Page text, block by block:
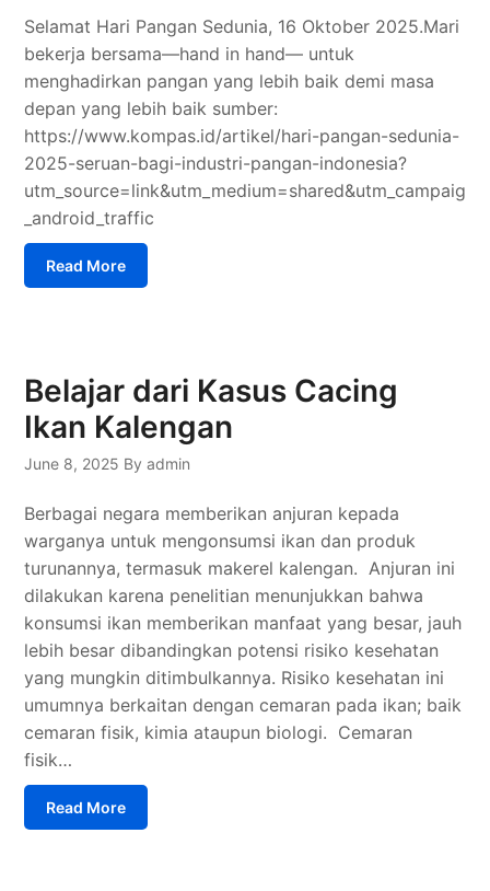
Selamat Hari Pangan Sedunia, 16 Oktober 2025.Mari
bekerja bersama—hand in hand— untuk
menghadirkan pangan yang lebih baik demi masa
depan yang lebih baik sumber:
https://www.kompas.id/artikel/hari-pangan-sedunia-
2025-seruan-bagi-industri-pangan-indonesia?
_android_traffic
Read More
Belajar dari Kasus Cacing
Ikan Kalengan
June 8, 2025 By admin
Berbagai negara memberikan anjuran kepada
warganya untuk mengonsumsi ikan dan produk
turunannya, termasuk makerel kalengan. Anjuran ini
dilakukan karena penelitian menunjukkan bahwa
konsumsi ikan memberikan manfaat yang besar, jauh
lebih besar dibandingkan potensi risiko kesehatan
yang mungkin ditimbulkannya. Risiko kesehatan ini
umumnya berkaitan dengan cemaran pada ikan; baik
cemaran fisik, kimia ataupun biologi. Cemaran
fisik…
Read More